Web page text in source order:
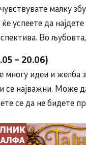
малку
успеете да
Во
– 20.06)
многу идеи и желба
се најважни. Може
се да не бидете